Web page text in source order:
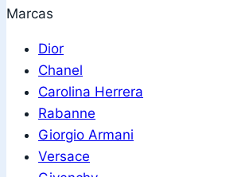
Marcas
Dior
Chanel
Carolina Herrera
Rabanne
Giorgio Armani
Versace